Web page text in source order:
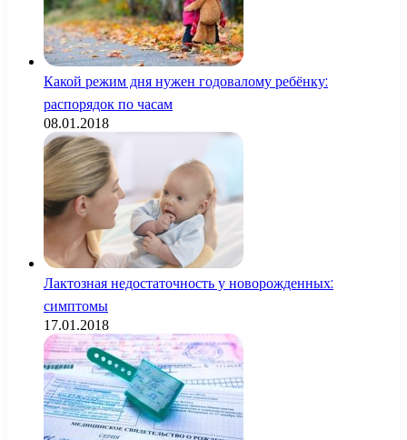
Какой режим дня нужен годовалому ребёнку:
распорядок по часам
08.01.2018
Лактозная недостаточность у новорожденных:
симптомы
17.01.2018